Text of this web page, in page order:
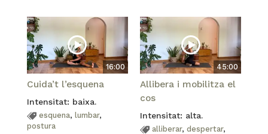
16:00
Cuida’t l’esquena
Intensitat: baixa.
esquena, lumbar,
postura
45:00
Allibera i mobilitza el
cos
Intensitat: alta.
alliberar, despertar,